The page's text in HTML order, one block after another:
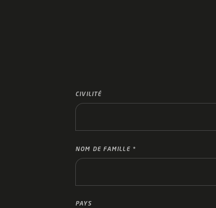
CIVILITÉ
NOM DE FAMILLE
PAYS